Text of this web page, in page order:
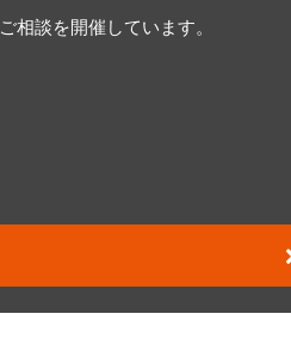
相談を開催しています。